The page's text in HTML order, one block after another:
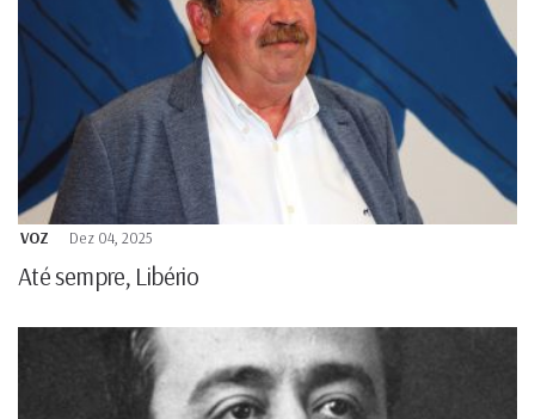
VOZ Dez 04, 2025
Até sempre, Libério